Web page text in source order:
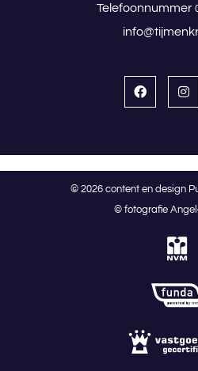
Telefoonnummer
© 2026 content en design
© fotografie